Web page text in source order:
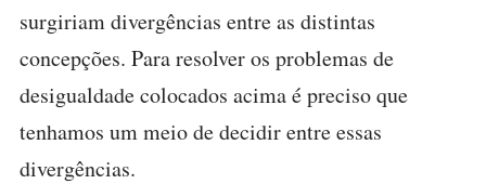
surgiriam divergências entre as distintas
concepções. Para resolver os problemas de
desigualdade colocados acima é preciso que
tenhamos um meio de decidir entre essas
divergências.